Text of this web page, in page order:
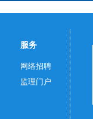
服务
网络招聘
监理门户